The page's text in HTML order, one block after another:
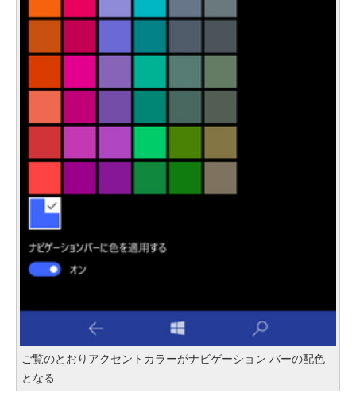
ご覧のとおりアクセントカラーがナビゲーション バーの配色
となる